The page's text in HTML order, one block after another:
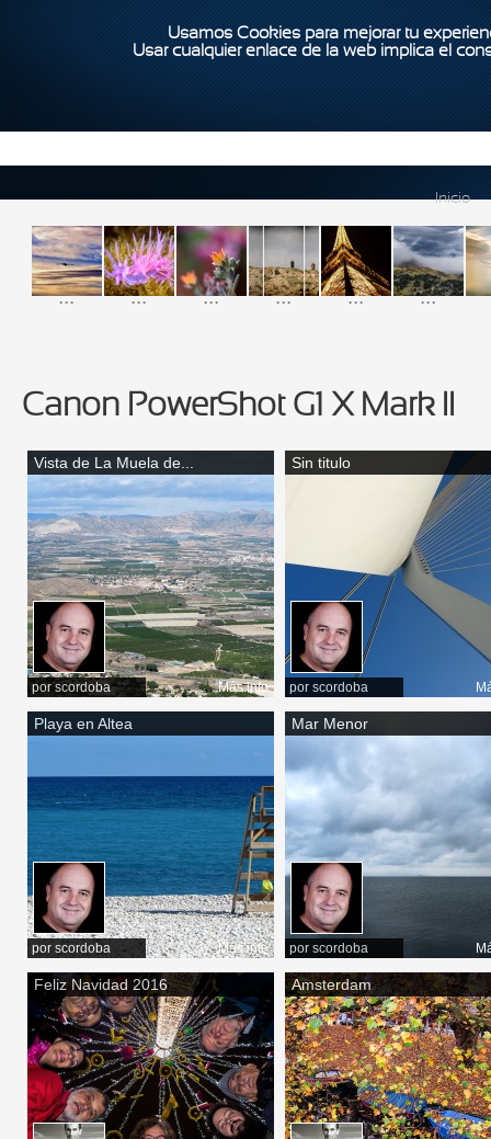
Usamos Cookies para mejorar tu
Usar cualquier enlace de la web implica el
Inicio
... ... ... ... ... ...
Canon PowerShot G1 X Mark II
Vista de La Muela de...
porscordoba Más info
Sin titulo
por scordoba
Playa en Altea
por scordoba Más info
Mar Menor
por scordoba
Feliz Navidad 2016 Amsterdam